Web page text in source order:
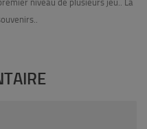
niveau de plusieurs jeu.. La